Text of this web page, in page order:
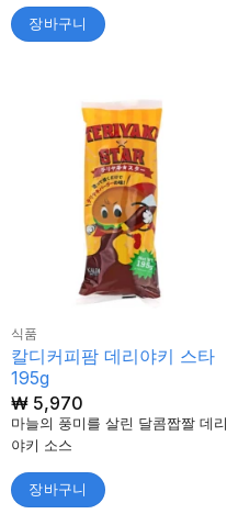
장바구니
식품
칼디커피팜 데리야키 스타
195g
₩5,970
마늘의 풍미를 살린 달콤짭짤 데리
야키 소스
장바구니